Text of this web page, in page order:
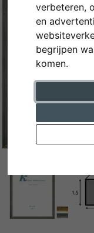
verbeteren,
en
begrijpen
komen.
Terug